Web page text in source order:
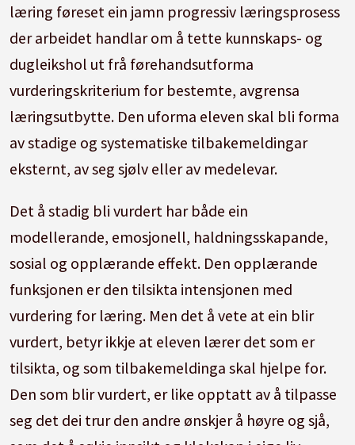
læring føreset ein jamn progressiv læringsprosess
der arbeidet handlar om å tette kunnskaps- og
dugleikshol ut frå førehandsutforma
vurderingskriterium for bestemte, avgrensa
læringsutbytte. Den uforma eleven skal bli forma
av stadige og systematiske tilbakemeldingar
eksternt, av seg sjølv eller av medelevar.
Det å stadig bli vurdert har både ein
modellerande, emosjonell, haldningsskapande,
sosial og opplærande effekt. Den opplærande
funksjonen er den tilsikta intensjonen med
vurdering for læring. Men det å vete at ein blir
vurdert, betyr ikkje at eleven lærer det som er
tilsikta, og som tilbakemeldinga skal hjelpe for.
Den som blir vurdert, er like opptatt av å tilpasse
seg det dei trur den andre ønskjer å høyre og sjå,